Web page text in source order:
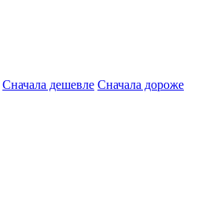
Сначала дешевле Сначала дороже